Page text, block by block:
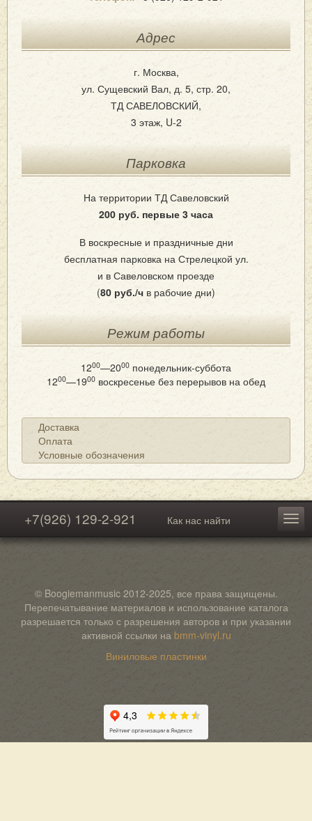
Адрес
г. Москва,
ул. Сущевский Вал, д. 5, стр. 20,
ТД САВЕЛОВСКИЙ,
3 этаж, U-2
Парковка
На территории ТД Савеловский
200 руб. первые 3 часа
В воскресные и праздничные дни
бесплатная парковка на Стрелецкой ул.
и в Савеловском проезде
(80 руб./ч в рабочие дни)
Режим работы
1200—2000 понедельник-суббота
1200—1900 воскресенье без перерывов на обед
Доставка
Оплата
Условные обозначения
+7(926) 129-2-921 Как нас найти
© Boogiemanmusic 2012-2025, все права защищены.
Перепечатывание материалов и использование каталога
разрешается только с разрешения авторов и при указании
активной ссылки на bmm-vinyl.ru
Виниловые пластинки